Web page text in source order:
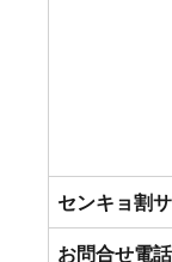
センキョ割
お問合せ電